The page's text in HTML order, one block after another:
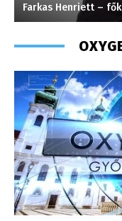
Farkas Henriett –